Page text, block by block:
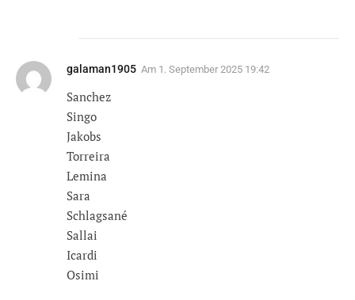
galaman1905 Am 1. September 2025 19:42
Sanchez
Singo
Jakobs
Torreira
Lemina
Sara
Schlagsané
Sallai
Icardi
Osimi